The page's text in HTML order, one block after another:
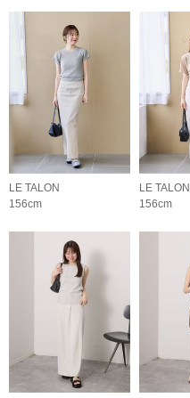
LE TALON
156cm
LE TALON
156cm